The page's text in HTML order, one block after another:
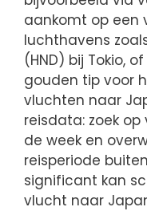
aankomt op een
luchthavens
(HND) bij Tokio,
gouden tip voor
vluchten naar
reisdata: zoek
de week en
reisperiode
significant kan
vlucht naar